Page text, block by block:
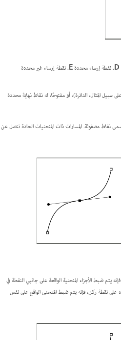
D. نقطة إرساء محددةE. نقطة إرساء غير محددة
سبيل المثال، الدائرة)، أومفتوحًا، لهنقاط نهايةمحددة
نقاط مصقولة.المسارات ذات المنحنيات الحادة تتصل عن
ضبط الأجزاء المنحنية الواقعة على جانبي النقطة في
على نقطة ركن، فإنه يتم ضبط المنحنى الواقع على نفس